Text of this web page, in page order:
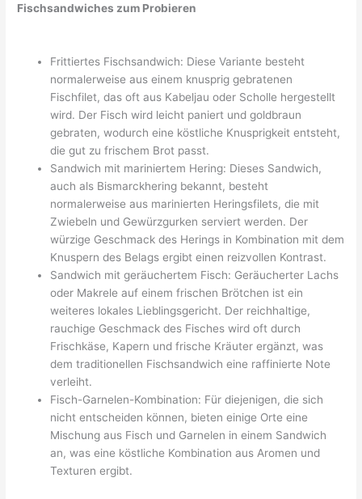
Fischsandwiches zum Probieren
Frittiertes Fischsandwich: Diese Variante besteht
normalerweise aus einem knusprig gebratenen
Fischfilet, das oft aus Kabeljau oder Scholle hergestellt
wird. Der Fisch wird leicht paniert und goldbraun
gebraten, wodurch eine köstliche Knusprigkeit entsteht,
die gut zu frischem Brot passt.
Sandwich mit mariniertem Hering: Dieses Sandwich,
auch als Bismarckhering bekannt, besteht
normalerweise aus marinierten Heringsfilets, die mit
Zwiebeln und Gewürzgurken serviert werden. Der
würzige Geschmack des Herings in Kombination mit dem
Knuspern des Belags ergibt einen reizvollen Kontrast.
Sandwich mit geräuchertem Fisch: Geräucherter Lachs
oder Makrele auf einem frischen Brötchen ist ein
weiteres lokales Lieblingsgericht. Der reichhaltige,
rauchige Geschmack des Fisches wird oft durch
Frischkäse, Kapern und frische Kräuter ergänzt, was
dem traditionellen Fischsandwich eine raffinierte Note
verleiht.
Fisch-Garnelen-Kombination: Für diejenigen, die sich
nicht entscheiden können, bieten einige Orte eine
Mischung aus Fisch und Garnelen in einem Sandwich
an, was eine köstliche Kombination aus Aromen und
Texturen ergibt.